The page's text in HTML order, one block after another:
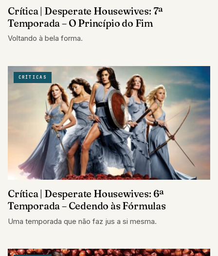
Crítica | Desperate Housewives: 7ª
Temporada – O Princípio do Fim
Voltando à bela forma.
CRÍTICAS
Crítica | Desperate Housewives: 6ª
Temporada – Cedendo às Fórmulas
Uma temporada que não faz jus a si mesma.